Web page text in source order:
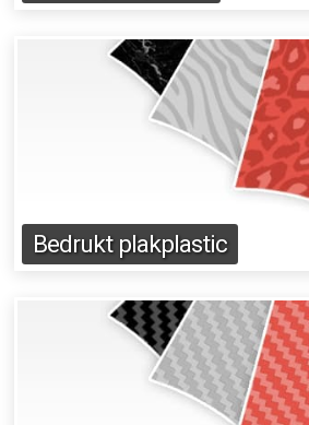
Bedrukt plakplastic